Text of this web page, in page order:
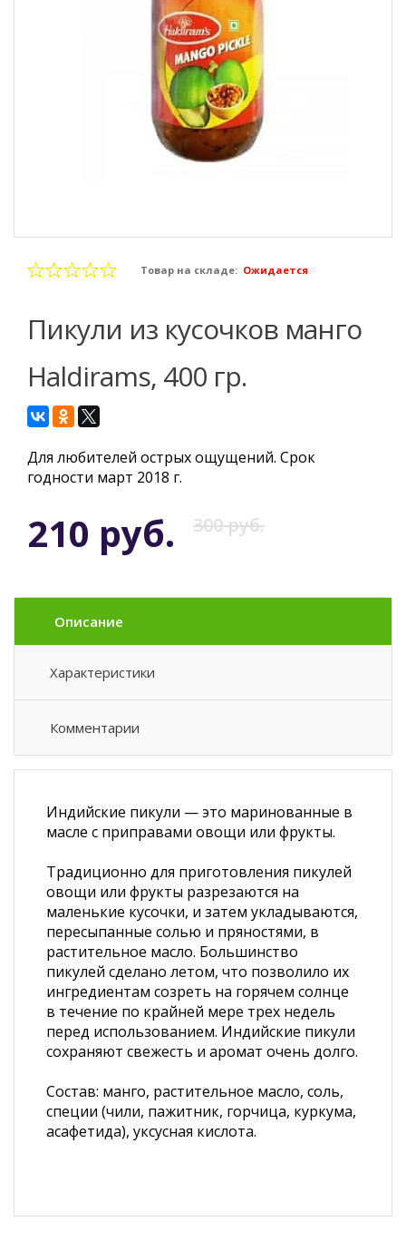
Товар на складе: Ожидается
Пикули из кусочков манго
Haldirams, 400 гр.
Для любителей острых ощущений. Срок
годности март 2018 г.
210 руб. 300 руб.
Описание
Характеристики
Комментарии
Индийские пикули — это маринованные в
масле с приправами овощи или фрукты.
Традиционно для приготовления пикулей
овощи или фрукты разрезаются на
маленькие кусочки, и затем укладываются,
пересыпанные солью и пряностями, в
растительное масло. Большинство
пикулей сделано летом, что позволило их
ингредиентам созреть на горячем солнце
в течение по крайней мере трех недель
перед использованием. Индийские пикули
сохраняют свежесть и аромат очень долго.
Состав: манго, растительное масло, соль,
специи (чили, пажитник, горчица, куркума,
асафетида), уксусная кислота.